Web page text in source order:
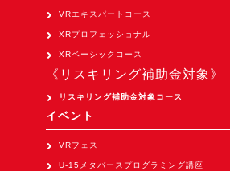
Unity研修
HoloLens 2 アプリ開発研修
《研究会》
XRビジネスフォーラム
VRエキスパートコース
XRプロフェッショナル
XRベーシックコース
《リスキリング補助金対象》
リスキリング補助金対象コース
イベント
VRフェス
U-15メタバースプログラミング講座